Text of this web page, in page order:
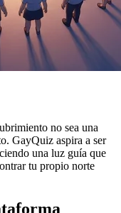
no sea una
GayQuiz aspira a ser
una luz guía que
tu propio norte